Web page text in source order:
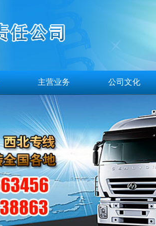
主营业务 公司文化